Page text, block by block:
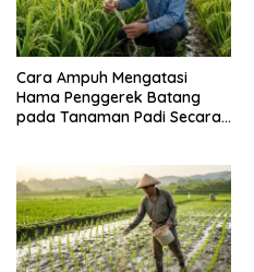
Cara Ampuh Mengatasi
Hama Penggerek Batang
pada Tanaman Padi Secara